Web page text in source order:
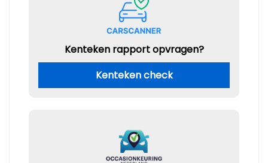
Kenteken rapport opvragen?
Kenteken check